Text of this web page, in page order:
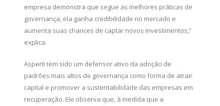
empresa demonstra que segue as melhores práticas de
governança, ela ganha credibilidade no mercado e
aumenta suas chances de captar novos investimentos,”
explica.
Asperti tem sido um defensor ativo da adoção de
padrões mais altos de governança como forma de atrair
capital e promover a sustentabilidade das empresas em
recuperação. Ele observa que, à medida que a